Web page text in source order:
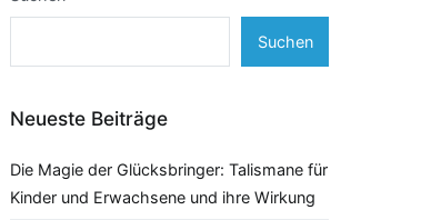
Suchen
Neueste Beiträge
Die Magie der Glücksbringer: Talismane für
Kinder und Erwachsene und ihre Wirkung